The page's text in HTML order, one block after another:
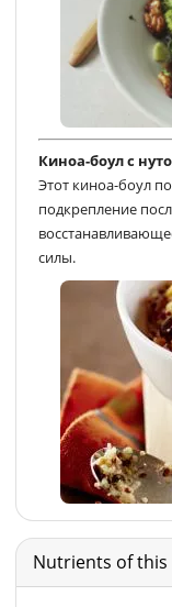
Киноа-боул с
Этот киноа-боул
подкрепление
силы.
Nutrients of this